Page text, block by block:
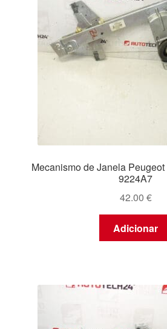
Mecanismo de Janela
9224A7
42.00 €
Adicionar